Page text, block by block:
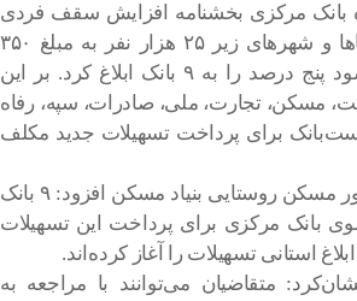
بانک مرکزی بخشنامه افزایش سقف فردی
تسهیلات مسکن روستاها و شهرهای زیر ۲۵ هزار نفر به مبلغ ۳۵۰
میلیون تومان با نرخ سود پنج درصد را به ۹ بانک ابلاغ کرد. بر این
ملت، مسکن، تجارت، ملی، صادرات، سپه، رفاه
برای پرداخت تسهیلات جدید مکلف
در این زمینه، معاون امور مسکن روستایی بنیاد مسکن افزود: ۹ بانک
بانک مرکزی برای پرداخت این تسهیلات
استانی تسهیلات را آغاز کرده‌اند.
متقاضیان می‌توانند با مراجعه به